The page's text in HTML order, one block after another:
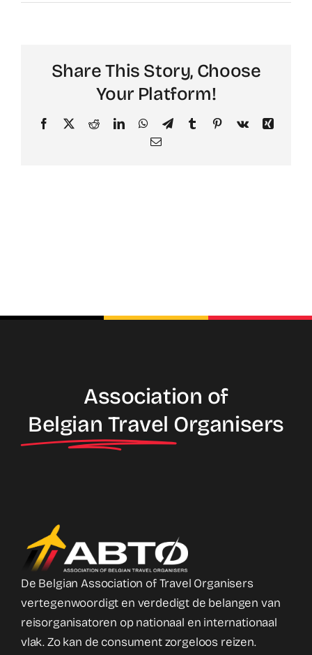
Share This Story, Choose
Your Platform!
Facebook
X RedditLinkedInWhatsApp
TelegramTumblr PinterestVk
Xing
Email
Association of
Belgian Travel Organisers
De Belgian Association of Travel Organisers
vertegenwoordigt en verdedigt de belangen van
reisorganisatoren op nationaal en internationaal
vlak. Zo kan de consument zorgeloos reizen.